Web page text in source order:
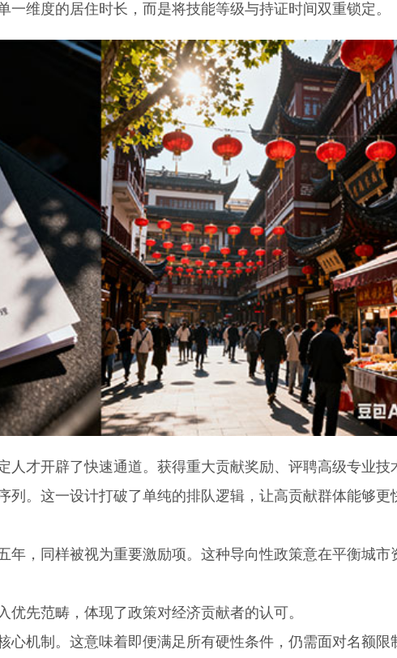
维度的居住时长，而是将技能等级与持证时间双重锁定。
才开辟了快速通道。获得重大贡献奖励、评聘高级专业技
列。这一设计打破了单纯的排队逻辑，让高贡献群体能够更
，同样被视为重要激励项。这种导向性政策意在平衡城市
先范畴，体现了政策对经济贡献者的认可。
机制。这意味着即便满足所有硬性条件，仍需面对名额限